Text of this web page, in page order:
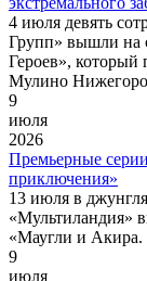
4 июля девять
Групп» вышли на
Героев», который
Мулино
9
июля
2026
Премьерные
приключения»
13 июля в
«Мультиландия»
«Маугли и
9
июля